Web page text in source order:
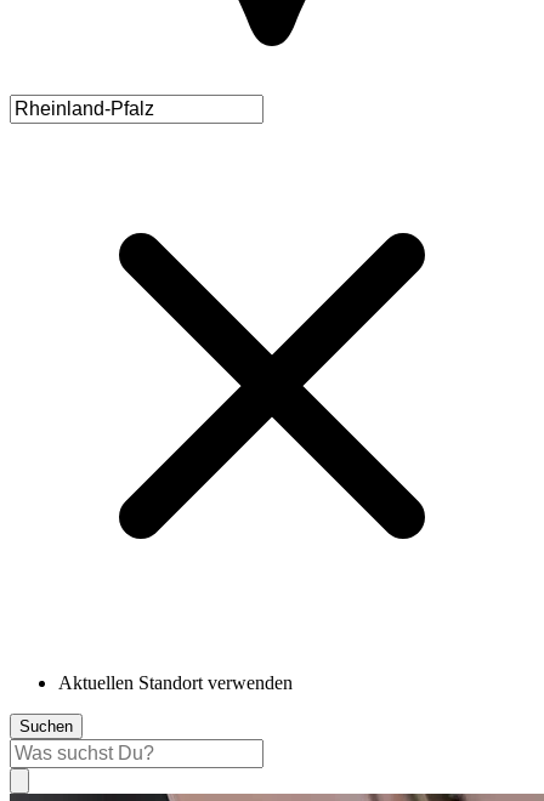
Aktuellen Standort verwenden
Suchen